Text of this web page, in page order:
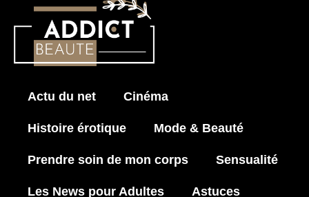
Actu du net Cinéma
Histoire érotique Mode & Beauté
Prendre soin de mon corps Sensualité
Les News pour Adultes Astuces